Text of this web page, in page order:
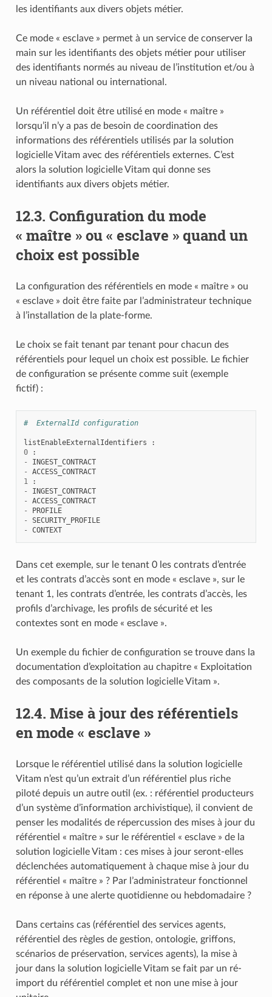
les identifiants aux divers objets métier.
Ce mode « esclave » permet à un service de conserver la
main sur les identifiants des objets métier pour utiliser
des identifiants normés au niveau de l’institution et/ou à
un niveau national ou international.
Un référentiel doit être utilisé en mode « maître »
lorsqu’il n’y a pas de besoin de coordination des
informations des référentiels utilisés par la solution
logicielle Vitam avec des référentiels externes. C’est
alors la solution logicielle Vitam qui donne ses
identifiants aux divers objets métier.
12.3. Configuration du mode
« maître » ou « esclave » quand un
choix est possible
La configuration des référentiels en mode « maître » ou
« esclave » doit être faite par l’administrateur technique
à l’installation de la plate-forme.
Le choix se fait tenant par tenant pour chacun des
référentiels pour lequel un choix est possible. Le fichier
de configuration se présente comme suit (exemple
fictif) :
#  ExternalId configuration
listEnableExternalIdentifiers
:
0
:
-
INGEST_CONTRACT
-
ACCESS_CONTRACT
1
:
-
INGEST_CONTRACT
-
ACCESS_CONTRACT
-
PROFILE
-
SECURITY_PROFILE
-
CONTEXT
Dans cet exemple, sur le tenant 0 les contrats d’entrée
et les contrats d’accès sont en mode « esclave », sur le
tenant 1, les contrats d’entrée, les contrats d’accès, les
profils d’archivage, les profils de sécurité et les
contextes sont en mode « esclave ».
Un exemple du fichier de configuration se trouve dans la
documentation d’exploitation au chapitre « Exploitation
des composants de la solution logicielle Vitam ».
12.4. Mise à jour des référentiels
en mode « esclave »
Lorsque le référentiel utilisé dans la solution logicielle
Vitam n’est qu’un extrait d’un référentiel plus riche
piloté depuis un autre outil (ex. : référentiel producteurs
d’un système d’information archivistique), il convient de
penser les modalités de répercussion des mises à jour du
référentiel « maître » sur le référentiel « esclave » de la
solution logicielle Vitam : ces mises à jour seront-elles
déclenchées automatiquement à chaque mise à jour du
référentiel « maître » ? Par l’administrateur fonctionnel
en réponse à une alerte quotidienne ou hebdomadaire ?
Dans certains cas (référentiel des services agents,
référentiel des règles de gestion, ontologie, griffons,
scénarios de préservation, services agents), la mise à
jour dans la solution logicielle Vitam se fait par un ré-
import du référentiel complet et non une mise à jour